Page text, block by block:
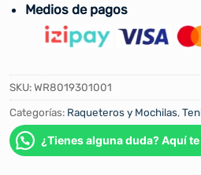
Medios de pagos
SKU:WR8019301001
Categorías: Raqueteros y Mochilas,
¿Tienes alguna duda? Aquí